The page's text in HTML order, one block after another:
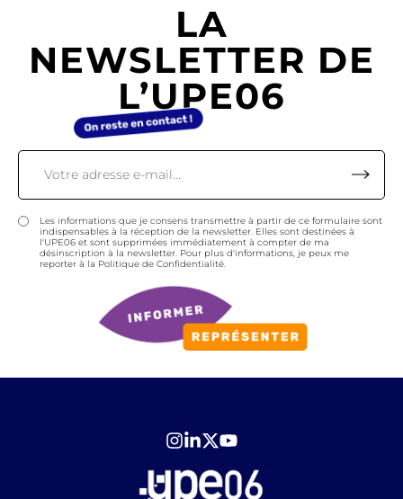
LA
NEWSLETTER DE
L’UPE06
Les informations que je consens transmettre à partir de ce formulaire sont
indispensables à la réception de la newsletter. Elles sont destinées à
l'UPE06 et sont supprimées immédiatement à compter de ma
désinscription à la newsletter. Pour plus d'informations, je peux me
reporter à la Politique de Confidentialité.